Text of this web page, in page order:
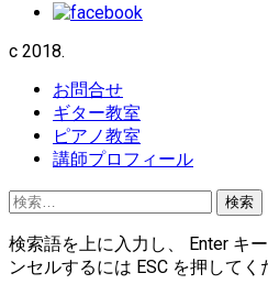
c 2018.
お問合せ
ギター教室
ピアノ教室
講師プロフィール
検
検索語を上に入力し、 Enter キ
ンセルするには ESC を押してく